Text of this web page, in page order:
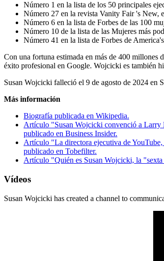
Número 1 en la lista de los 50 principales
Número 27 en la revista Vanity Fair 's New,
Número 6 en la lista de Forbes de las 100
Número 10 de la lista de las Mujeres más
Número 41 en la lista de Forbes de
Con una fortuna estimada en más de 400 millones
éxito profesional en Google. Wojcicki es también
Susan Wojcicki falleció el 9 de agosto de 2024 en
Más información
Biografía publicada en Wikipedia.
Artículo "Susan Wojcicki convenció a Larry
publicado en Business Insider.
Artículo "La directora ejecutiva de
publicado en Tobefilter.
Artículo "Quién es Susan Wojcicki, la
Vídeos
Susan Wojcicki has created a channel to